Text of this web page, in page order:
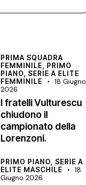
PRIMA SQUADRA
FEMMINILE, PRIMO
PIANO,SERIE A ELITE
FEMMINILE
18 Giugno
2026
I fratelli Vulturescu
chiudono il
campionato della
Lorenzoni.
PRIMO PIANO,SERIE A
ELITE MASCHILE
18
Giugno 2026